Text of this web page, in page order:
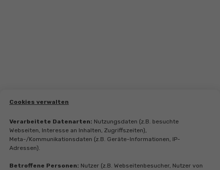
Cookies verwalten
Verarbeitete Datenarten: Nutzungsdaten (z.B. besuchte
Webseiten, Interesse an Inhalten, Zugriffszeiten),
Meta-/Kommunikationsdaten (z.B. Geräte-Informationen, IP-
Adressen).
Betroffene Personen: Nutzer (z.B. Webseitenbesucher, Nutzer von